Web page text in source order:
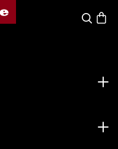
Miele
Cerca